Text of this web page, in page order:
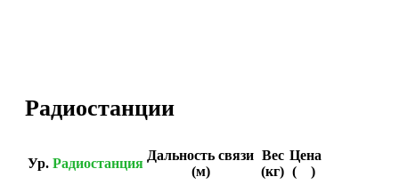
Радиостанции
Ур. Радиостанция
Дальность связи
(м)
Вес
(кг)
Цена
(
)